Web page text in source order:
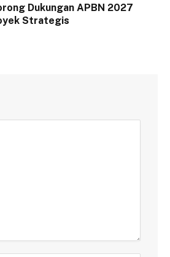
Dukungan APBN 2027
Strategis